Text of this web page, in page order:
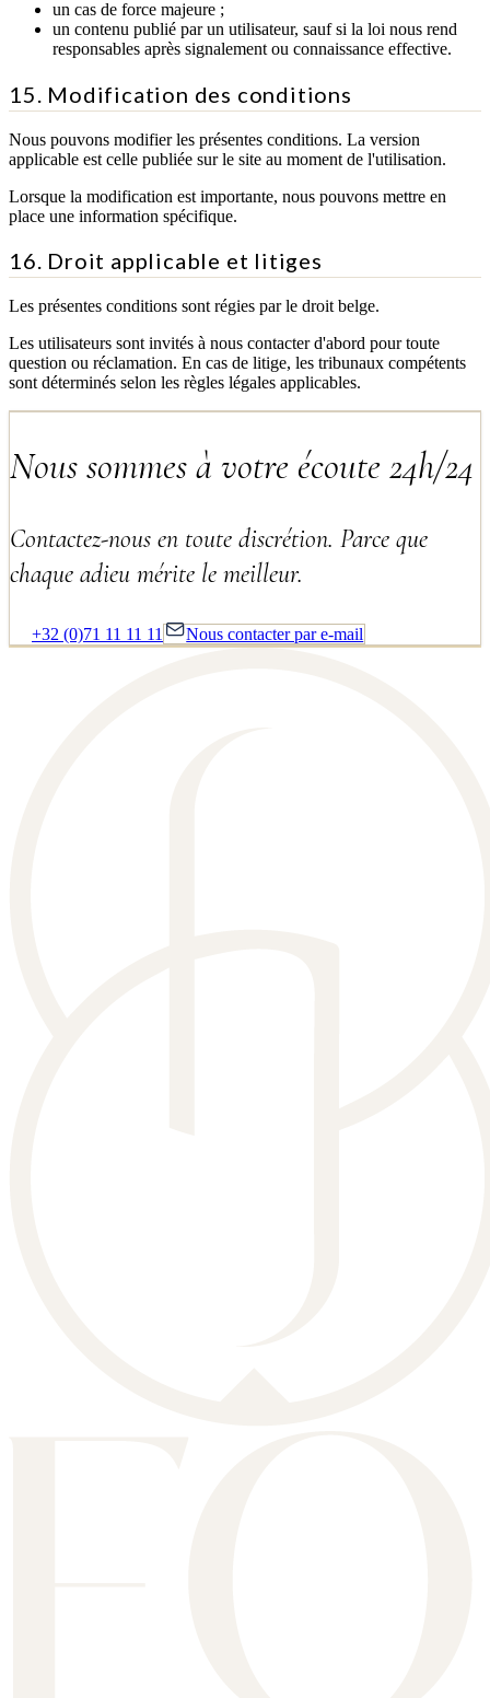
un cas de force majeure ;
un contenu publié par un utilisateur, sauf si la loi nous rend
responsables après signalement ou connaissance effective.
15. Modification des conditions
Nous pouvons modifier les présentes conditions. La version
applicable est celle publiée sur le site au moment de l'utilisation.
Lorsque la modification est importante, nous pouvons mettre en
place une information spécifique.
16. Droit applicable et litiges
Les présentes conditions sont régies par le droit belge.
Les utilisateurs sont invités à nous contacter d'abord pour toute
question ou réclamation. En cas de litige, les tribunaux compétents
sont déterminés selon les règles légales applicables.
Nous sommes à votre écoute 24h/24
Contactez-nous en toute discrétion. Parce que
chaque adieu mérite le meilleur.
+32 (0)71 11 11 11 Nous contacter par e-mail